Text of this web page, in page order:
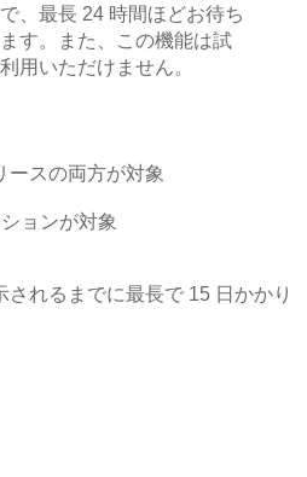
、最長 24 時間ほどお待ち
す。また、この機能は試
用いただけません。
ースの両方が対象
ョンが対象
れるまでに最長で 15 日かかり